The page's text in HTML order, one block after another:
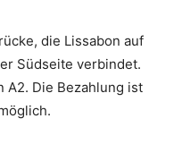
die Lissabon auf
Südseite verbindet.
A2. Die Bezahlung ist